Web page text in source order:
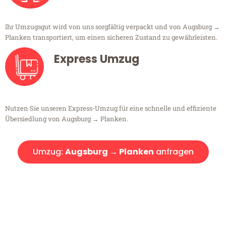
Ihr Umzugsgut wird von uns sorgfältig verpackt und von Augsburg →
Planken transportiert, um einen sicheren Zustand zu gewährleisten.
Express Umzug
Nutzen Sie unseren Express-Umzug für eine schnelle und effiziente
Übersiedlung von Augsburg → Planken.
Umzug: Augsburg → Planken anfragen